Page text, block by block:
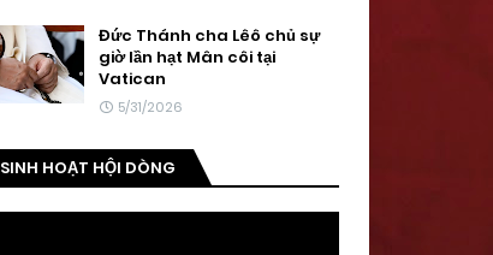
Đức Thánh cha Lêô chủ sự
giờ lần hạt Mân côi tại
Vatican
5/31/2026
SINH HOẠT HỘI DÒNG